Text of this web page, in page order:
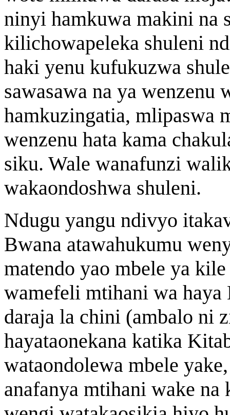
ninyi hamkuwa makini na
kilichowapeleka shuleni
haki yenu kufukuzwa
sawasawa na ya
hamkuzingatia, mlipaswa
wenzenu hata kama
siku. Wale wanafunzi
wakaondoshwa shuleni.
Ndugu yangu ndivyo
Bwana atawahukumu
matendo yao mbele ya
wamefeli mtihani wa haya
daraja la chini (ambalo ni
hayataonekana katika
wataondolewa mbele
anafanya mtihani wake